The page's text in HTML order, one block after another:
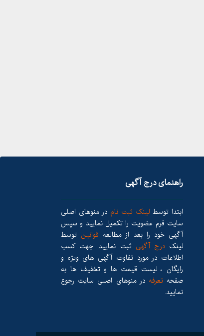
راهنمای درج آگهی
ابتدا توسط لینک ثبت نام در منوهای اصلی
سایت فرم عضویت را تکمیل نمایید و سپس
آگهی خود را بعد از مطالعه قوانین توسط
لینکدرج آگهی ثبت نمایید. جهت کسب
اطلاعات در مورد تفاوت آگهی های ویژه و
رایگان ، لیست قیمت ها و تخفیف ها به
صفحه تعرفهدر منوهای اصلی سایت رجوع
نمایید.